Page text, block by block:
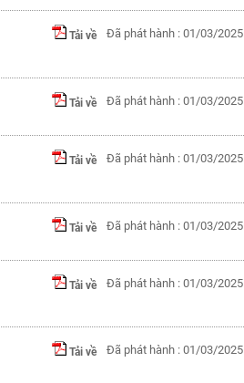
Tải về Đã phát hành : 01/03/2025
Tải về Đã phát hành : 01/03/2025
Tải về Đã phát hành : 01/03/2025
Tải về Đã phát hành : 01/03/2025
Tải về Đã phát hành : 01/03/2025
Tải về Đã phát hành : 01/03/2025